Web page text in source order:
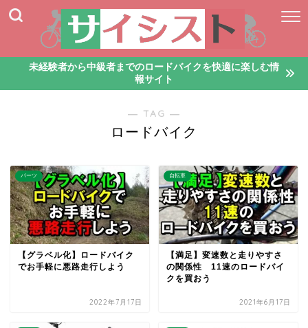
未経験者から中級者までのロードバイクを快適に楽しむ情
報サイト
― TAG ―
ロードバイク
パーツ
【グラベル化】ロードバイク
でお手軽に悪路走行しよう
2022年7月17日
自転車
【満足】変速数と走りやすさ
の関係性 11速のロードバイ
クを買おう
2021年6月17日